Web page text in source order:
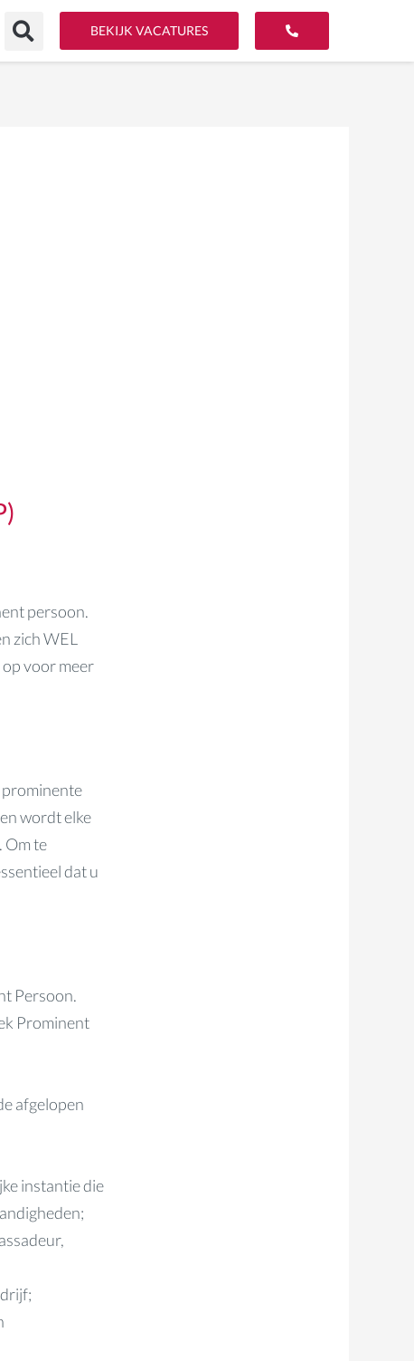
BEKIJK VACATURES
persoon.
zich WEL
voor meer
prominente
wordt elke
Om te
dat u
Persoon.
Prominent
afgelopen
instantie die